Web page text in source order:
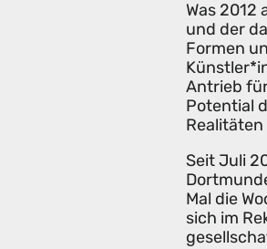
Was
und der
Formen
Antrieb
Potential
Seit Juli
Mal die
sich im